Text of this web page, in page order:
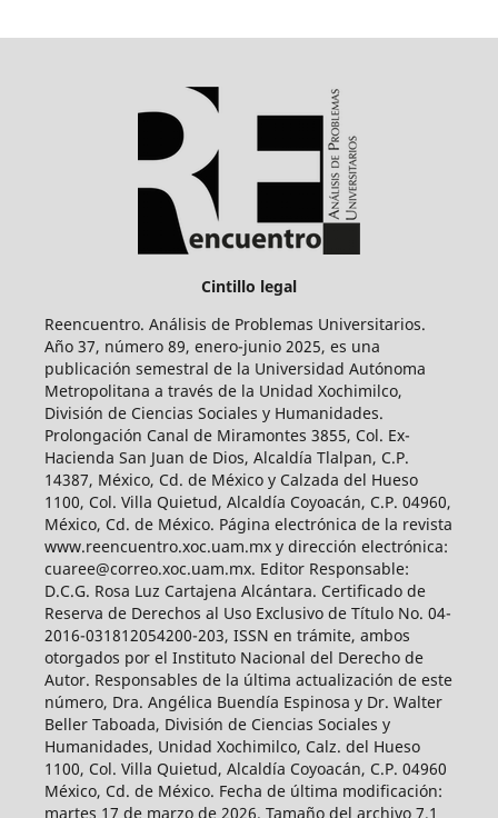
Cintillo legal
Reencuentro. Análisis de Problemas Universitarios.
Año 37, número 89, enero-junio 2025, es una
publicación semestral de la Universidad Autónoma
Metropolitana a través de la Unidad Xochimilco,
División de Ciencias Sociales y Humanidades.
Prolongación Canal de Miramontes 3855, Col. Ex-
Hacienda San Juan de Dios, Alcaldía Tlalpan, C.P.
14387, México, Cd. de México y Calzada del Hueso
1100, Col. Villa Quietud, Alcaldía Coyoacán, C.P. 04960,
México, Cd. de México. Página electrónica de la revista
www.reencuentro.xoc.uam.mx y dirección electrónica:
cuaree@correo.xoc.uam.mx. Editor Responsable:
D.C.G. Rosa Luz Cartajena Alcántara. Certificado de
Reserva de Derechos al Uso Exclusivo de Título No. 04-
2016-031812054200-203, ISSN en trámite, ambos
otorgados por el Instituto Nacional del Derecho de
Autor. Responsables de la última actualización de este
número, Dra. Angélica Buendía Espinosa y Dr. Walter
Beller Taboada, División de Ciencias Sociales y
Humanidades, Unidad Xochimilco, Calz. del Hueso
1100, Col. Villa Quietud, Alcaldía Coyoacán, C.P. 04960
México, Cd. de México. Fecha de última modificación:
martes 17 de marzo de 2026. Tamaño del archivo 7.1